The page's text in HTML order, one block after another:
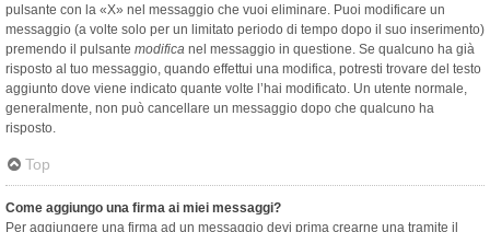
pulsante con la «X» nel messaggio che vuoi eliminare. Puoi modificare un
messaggio (a volte solo per un limitato periodo di tempo dopo il suo inserimento)
premendo il pulsante modifica nel messaggio in questione. Se qualcuno ha già
risposto al tuo messaggio, quando effettui una modifica, potresti trovare del testo
aggiunto dove viene indicato quante volte l’hai modificato. Un utente normale,
generalmente, non può cancellare un messaggio dopo che qualcuno ha
risposto.
Top
Come aggiungo una firma ai miei messaggi?
Per aggiungere una firma ad un messaggio devi prima crearne una tramite il